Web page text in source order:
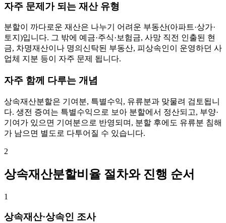
자주 문제가 되는 재산 유형
분할이 까다로운 재산은 나누기 어려운 부동산(아파트·상가·
토지)입니다. 그 밖에 예금·주식·보험금, 사망 직전 인출된 현
금, 차명재산이나 명의신탁된 부동산, 피상속인이 운영하던 사
업체 지분 등이 자주 문제 됩니다.
자주 함께 다루는 개념
상속재산분할은 기여분, 특별수익, 유류분과 맞물려 검토됩니
다. 생전 증여는 특별수익으로 보아 분할에서 정산되고, 부양·
기여가 있으면 기여분으로 반영되며, 분할 후에도 유류분 침해
가 남으면 별도로 다투어질 수 있습니다.
2
상속재산분할비율 절차와 진행 순서
1
상속재산·상속인 조사